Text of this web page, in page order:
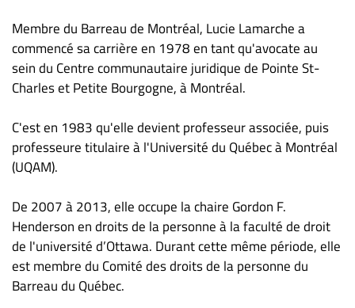
un
emploi
Publicité
Solutions de
TROUVEZ-
NOUS
Nous
joindre
À
propos
Infolettre
Membre du Barreau de Montréal, Lucie Lamarche a
commencé sa carrière en 1978 en tant qu'avocate au
sein du Centre communautaire juridique de Pointe St-
Charles et Petite Bourgogne, à Montréal.
C'est en 1983 qu'elle devient professeur associée, puis
professeure titulaire à l'Université du Québec à Montréal
(UQAM).
De 2007 à 2013, elle occupe la chaire Gordon F.
Henderson en droits de la personne à la faculté de droit
de l'université d’Ottawa. Durant cette même période, elle
est membre du Comité des droits de la personne du
Barreau du Québec.